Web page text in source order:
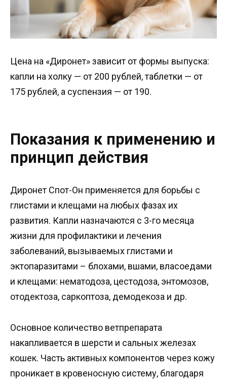
Цена на «Диронет» зависит от формы выпуска:
капли на холку — от 200 рублей, таблетки — от
175 рублей, а суспензия — от 190.
Показания к применению и
принцип действия
Диронет Спот-Он применяется для борьбы с
глистами и клещами на любых фазах их
развития. Капли назначаются с 3-го месяца
жизни для профилактики и лечения
заболеваний, вызываемых глистами и
эктопаразитами – блохами, вшами, власоедами
и клещами: нематодоза, цестодоза, энтомозов,
отодектоза, саркоптоза, демодекоза и др.
Основное количество ветпрепарата
накапливается в шерсти и сальных железах
кошек. Часть активных компонентов через кожу
проникает в кровеносную систему, благодаря